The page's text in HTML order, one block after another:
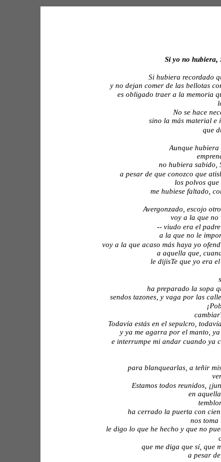
Si yo no hubiera,
Si hubiera recordado
y no dejan comer de las bellotas
es obligado traer a la memoria
No se hace
sino la más material
que
Aunque
no hubiera sabido,
a pesar de que conozco que
los polvos
me hubiese faltado,
Avergonzado, escojo
voy a la que
-- viudo era el
a la que no le
voy a la que acaso más haya yo
a aquella que,
le dijisTe que yo era
ha preparado la sopa
sendos tazones, y vaga por las
Todavía estás en el sepulcro,
y ya me agarra por el manto,
e interrumpe mi andar cuando
para blanquearlas, a teñir
Estamos todos reunidos,
en
ha cerrado la puerta con
nos
le digo lo que he hecho y que no
que me diga que sí, que
a pesar